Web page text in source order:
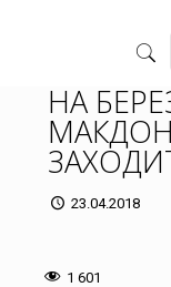
НА
23.04.2018
1 601